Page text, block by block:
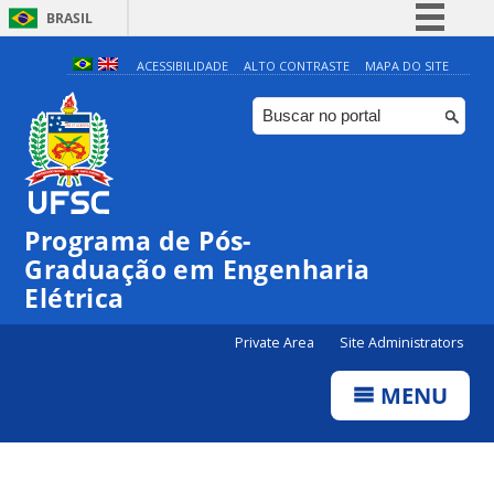
BRASIL
Simplifique!
Comunica BR
Participe
ACESSIBILIDADE ALTO CONTRASTE MAPA DO SITE
Programa de Pós-
Graduação em Engenharia
Elétrica
Private Area Site Administrators
MENU